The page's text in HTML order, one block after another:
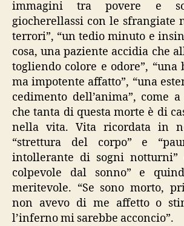
immagini tra povere e
giocherellassi con le sfrangiate
terrori”, “un tedio minuto e
cosa, una paziente accidia che
togliendo colore e odore”, “una
ma impotente affatto”, “una
cedimento dell’anima”, come
che tanta di questa morte è di
nella vita. Vita ricordata in
“strettura del corpo” e
intollerante di sogni notturni”
colpevole dal sonno” e
meritevole. “Se sono morto,
non avevo di me affetto o
l’inferno mi sarebbe acconcio”.